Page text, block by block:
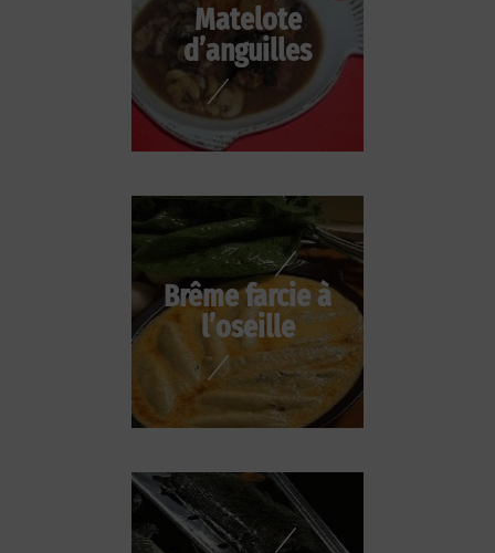
Matelote
d’anguilles
Brême farcie à
l’oseille